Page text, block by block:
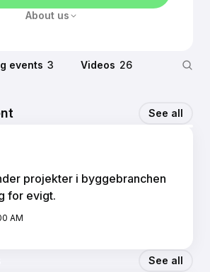
About us
events 3 Videos 26
See all
projekter i byggebranchen
for evigt.
AM
See all
48 min